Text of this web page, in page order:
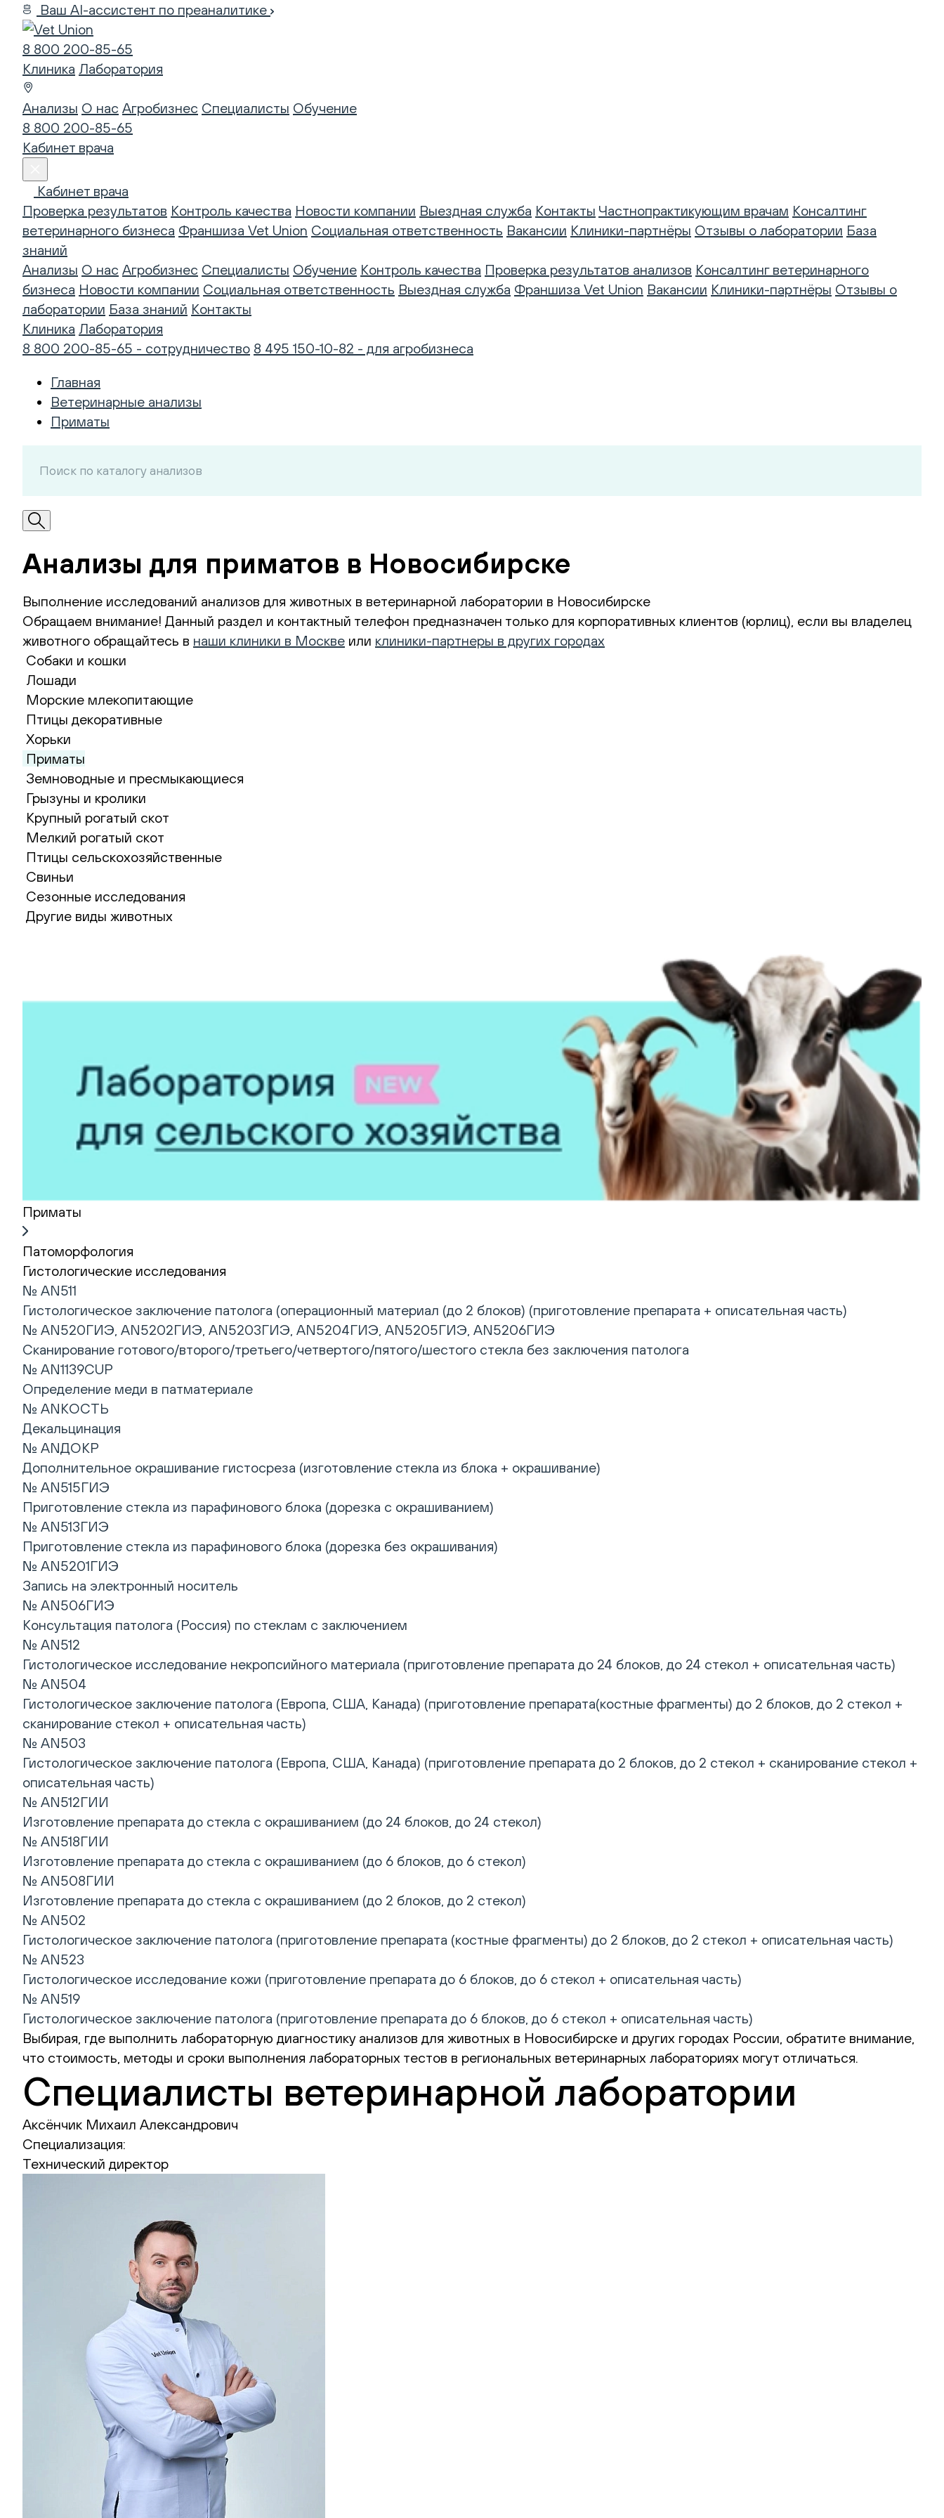
Ваш AI-ассистент по преаналитике
8 800 200-85-65
Клиника Лаборатория
Анализы О нас Агробизнес Специалисты Обучение
8 800 200-85-65
Кабинет врача
Кабинет врача
Проверка результатов Контроль качества Новости компании Выездная служба Контакты Частнопрактикующим врачам Консалтинг
ветеринарного бизнеса Франшиза Vet Union Социальная ответственность Вакансии Клиники-партнёры Отзывы о лаборатории База
знаний
Анализы О нас Агробизнес Специалисты Обучение Контроль качества Проверка результатов анализов Консалтинг ветеринарного
бизнеса Новости компании Социальная ответственность Выездная служба Франшиза Vet Union Вакансии Клиники-партнёры Отзывы о
лаборатории База знаний Контакты
Клиника Лаборатория
8 800 200-85-65 - сотрудничество 8 495 150-10-82 - для агробизнеса
Главная
Ветеринарные анализы
Приматы
Анализы для приматов в Новосибирске
Выполнение исследований анализов для животных в ветеринарной лаборатории в Новосибирске
Обращаем внимание! Данный раздел и контактный телефон предназначен только для корпоративных клиентов (юрлиц), если вы владелец
животного обращайтесь в наши клиники в Москве или клиники-партнеры в других городах
Собаки и кошки
Лошади
Морские млекопитающие
Птицы декоративные
Хорьки
Приматы
Земноводные и пресмыкающиеся
Грызуны и кролики
Крупный рогатый скот
Мелкий рогатый скот
Птицы сельскохозяйственные
Свиньи
Сезонные исследования
Другие виды животных
Приматы
Патоморфология
Гистологические исследования
№ AN511
Гистологическое заключение патолога (операционный материал (до 2 блоков) (приготовление препарата + описательная часть)
№ AN520ГИЭ, AN5202ГИЭ, AN5203ГИЭ, AN5204ГИЭ, AN5205ГИЭ, AN5206ГИЭ
Сканирование готового/второго/третьего/четвертого/пятого/шестого стекла без заключения патолога
№ AN1139CUP
Определение меди в патматериале
№ ANКОСТЬ
Декальцинация
№ ANДОКР
Дополнительное окрашивание гистосреза (изготовление стекла из блока + окрашивание)
№ AN515ГИЭ
Приготовление стекла из парафинового блока (дорезка с окрашиванием)
№ AN513ГИЭ
Приготовление стекла из парафинового блока (дорезка без окрашивания)
№ AN5201ГИЭ
Запись на электронный носитель
№ AN506ГИЭ
Консультация патолога (Россия) по стеклам с заключением
№ AN512
Гистологическое исследование некропсийного материала (приготовление препарата до 24 блоков, до 24 стекол + описательная часть)
№ AN504
Гистологическое заключение патолога (Европа, США, Канада) (приготовление препарата(костные фрагменты) до 2 блоков, до 2 стекол +
сканирование стекол + описательная часть)
№ AN503
Гистологическое заключение патолога (Европа, США, Канада) (приготовление препарата до 2 блоков, до 2 стекол + сканирование стекол +
описательная часть)
№ AN512ГИИ
Изготовление препарата до стекла с окрашиванием (до 24 блоков, до 24 стекол)
№ AN518ГИИ
Изготовление препарата до стекла с окрашиванием (до 6 блоков, до 6 стекол)
№ AN508ГИИ
Изготовление препарата до стекла с окрашиванием (до 2 блоков, до 2 стекол)
№ AN502
Гистологическое заключение патолога (приготовление препарата (костные фрагменты) до 2 блоков, до 2 стекол + описательная часть)
№ AN523
Гистологическое исследование кожи (приготовление препарата до 6 блоков, до 6 стекол + описательная часть)
№ AN519
Гистологическое заключение патолога (приготовление препарата до 6 блоков, до 6 стекол + описательная часть)
Выбирая, где выполнить лабораторную диагностику анализов для животных в Новосибирске и других городах России, обратите внимание,
что стоимость, методы и сроки выполнения лабораторных тестов в региональных ветеринарных лабораториях могут отличаться.
Специалисты ветеринарной лаборатории
Аксёнчик Михаил Александрович
Специализация:
Технический директор